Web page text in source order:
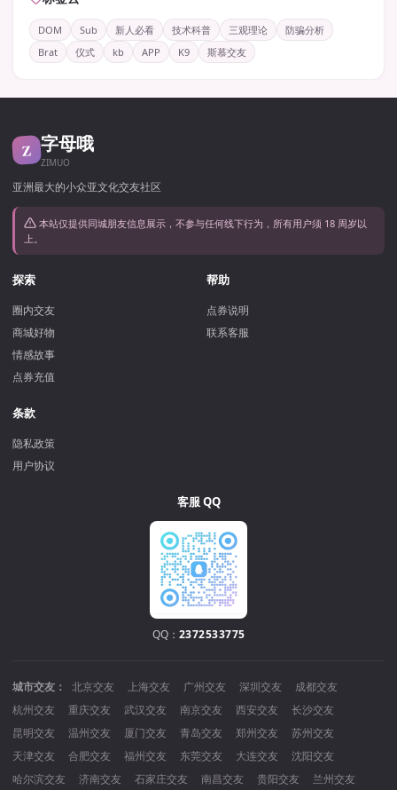
DOM Sub 新人必看 技术科普 三观理论
防骗分析
Brat
仪式 kb APP K9 斯慕交友
Z 字母哦
ZIMUO
亚洲最大的小众亚文化交友社区
本站仅提供同城朋友信息展示，不参与任何线下行为，所有用户须 18 周岁以
上。
探索
圈内交友
商城好物
情感故事
点券充值
帮助
点券说明
联系客服
条款
隐私政策
用户协议
客服 QQ
QQ： 2372533775
城市交友： 北京交友 上海交友 广州交友 深圳交友
成都交友
杭州交友
重庆交友 武汉交友 南京交友 西安交友
长沙交友
昆明交友
温州交友 厦门交友 青岛交友 郑州交友
苏州交友
天津交友
合肥交友 福州交友 东莞交友 大连交友
沈阳交友
哈尔滨交友
济南交友 石家庄交友 南昌交友 贵阳交友 兰州交友